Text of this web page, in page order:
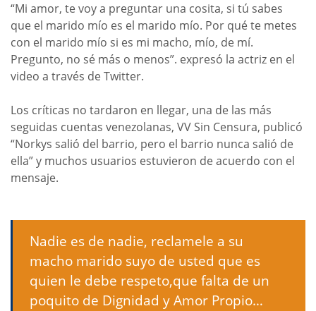
“Mi amor, te voy a preguntar una cosita, si tú sabes
que el marido mío es el marido mío. Por qué te metes
con el marido mío si es mi macho, mío, de mí.
Pregunto, no sé más o menos”. expresó la actriz en el
video a través de Twitter.
Los críticas no tardaron en llegar, una de las más
seguidas cuentas venezolanas, VV Sin Censura, publicó
“Norkys salió del barrio, pero el barrio nunca salió de
ella” y muchos usuarios estuvieron de acuerdo con el
mensaje.
Nadie es de nadie, reclamele a su
macho marido suyo de usted que es
quien le debe respeto,que falta de un
poquito de Dignidad y Amor Propio…